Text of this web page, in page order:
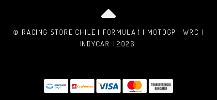
© RACING STORE CHILE | FORMULA 1 | MOTOGP | WRC |
INDYCAR | 2026.